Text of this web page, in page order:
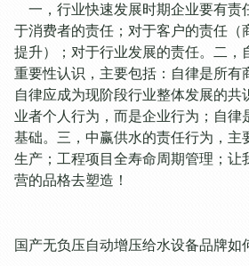
一，行业快速发展时期企业要有责
于消费者的责任；对于客户的责任（
提升）；对于行业发展的责任。二，
重要性认识，主要包括：自律是所有
自律应成为现阶段行业整体发展的共
业者个人行为，而是企业行为；自律
基础。三，中赢供水的责任行为，主
生产；工程项目全寿命周期管理；让
营的品格去塑造！
国产无负压自动增压给水设备品牌如